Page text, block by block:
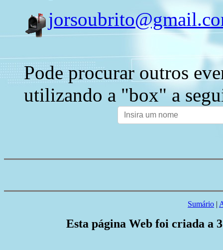
Pode procurar outros
utilizando a "box" a
Sumário |
Esta página Web foi criada a